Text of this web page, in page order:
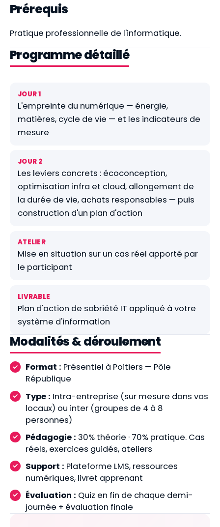
Prérequis
Pratique professionnelle de l'informatique.
Programme détaillé
JOUR 1
L'empreinte du numérique — énergie,
matières, cycle de vie — et les indicateurs de
mesure
JOUR 2
Les leviers concrets : écoconception,
optimisation infra et cloud, allongement de
la durée de vie, achats responsables — puis
construction d'un plan d'action
ATELIER
Mise en situation sur un cas réel apporté par
le participant
LIVRABLE
Plan d'action de sobriété IT appliqué à votre
système d'information
Modalités & déroulement
Format : Présentiel à Poitiers — Pôle
République
Type : Intra-entreprise (sur mesure dans vos
locaux) ou inter (groupes de 4 à 8
personnes)
Pédagogie : 30% théorie · 70% pratique. Cas
réels, exercices guidés, ateliers
Support : Plateforme LMS, ressources
numériques, livret apprenant
Évaluation : Quiz en fin de chaque demi-
journée + évaluation finale